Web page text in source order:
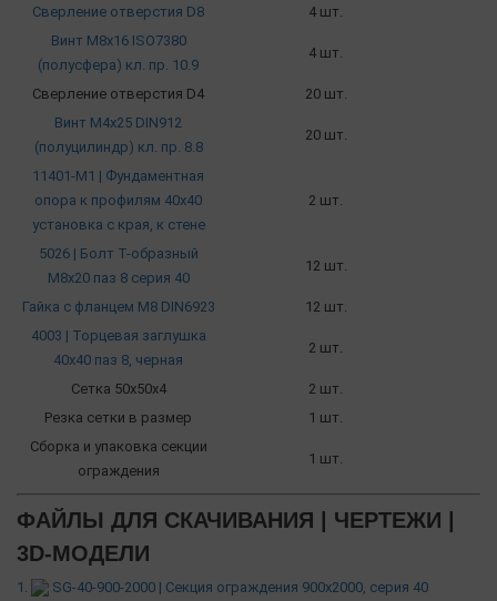
Сверление отверстия D8
4 шт.
Винт М8х16 ISO7380
(полусфера) кл. пр. 10.9
4 шт.
Сверление отверстия D4
20 шт.
Винт М4х25 DIN912
(полуцилиндр) кл. пр. 8.8
20 шт.
11401-М1 | Фундаментная
опора к профилям 40х40
установка с края, к стене
2 шт.
5026 | Болт Т-образный
М8х20 паз 8 серия 40
12 шт.
Гайка с фланцем М8 DIN6923
12 шт.
4003 | Торцевая заглушка
40х40 паз 8, черная
2 шт.
Сетка 50х50х4
2 шт.
Резка сетки в размер
1 шт.
Сборка и упаковка секции
ограждения
1 шт.
ФАЙЛЫ ДЛЯ СКАЧИВАНИЯ | ЧЕРТЕЖИ |
3D-МОДЕЛИ
1.
SG-40-900-2000 | Секция ограждения 900x2000, серия 40